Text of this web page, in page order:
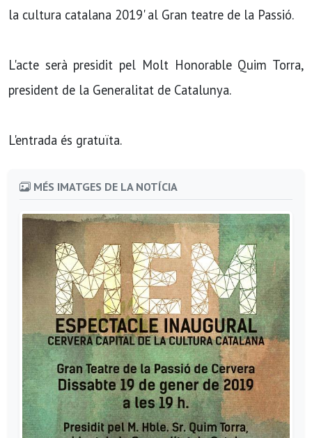
la cultura catalana 2019' al Gran teatre de la Passió.
L'acte serà presidit pel Molt Honorable Quim Torra,
president de la Generalitat de Catalunya.
L'entrada és gratuïta.
MÉS IMATGES DE LA NOTÍCIA